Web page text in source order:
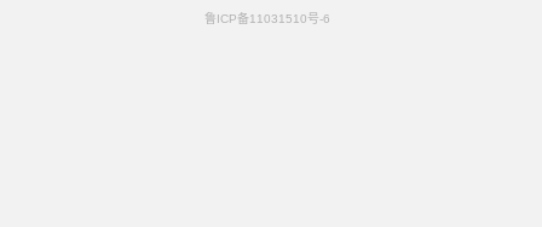
鲁ICP备11031510号-6